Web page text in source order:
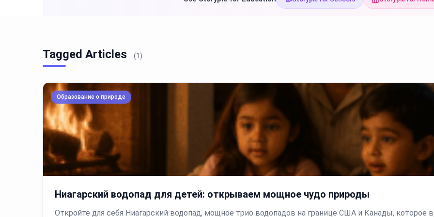
Tagged Articles (1)
Образование о природе
Ниагарский водопад для детей: открываем мощное чудо природы
Откройте для себя Ниагарский водопад, мощное трио водопадов на границе США и Канады, которое